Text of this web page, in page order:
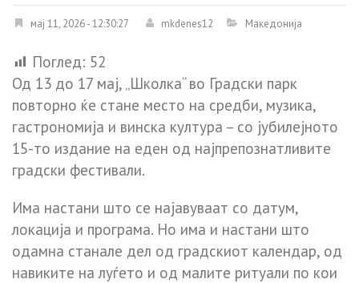
мај 11, 2026 - 12:30:27 mkdenes12 Македонија
Поглед: 52
Од 13 до 17 мај, „Школка“ во Градски парк
повторно ќе стане место на средби, музика,
гастрономија и винска култура – со јубилејното
15-то издание на еден од најпрепознатливите
градски фестивали.
Има настани што се најавуваат со датум,
локација и програма. Но има и настани што
одамна станале дел од градскиот календар, од
навиките на луѓето и од малите ритуали по кои